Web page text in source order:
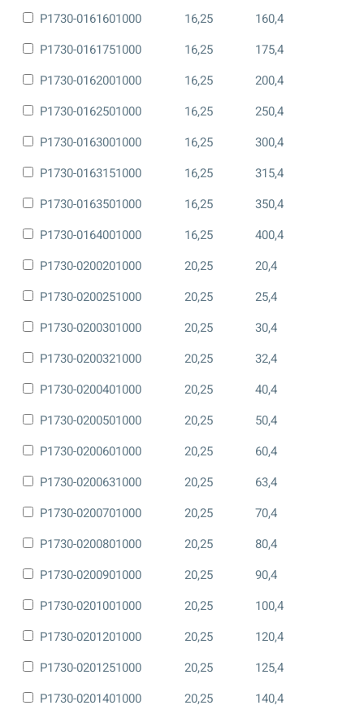
P1730-0161601000
16,25
160,4
P1730-0161751000
16,25
175,4
P1730-0162001000
16,25
200,4
P1730-0162501000
16,25
250,4
P1730-0163001000
16,25
300,4
P1730-0163151000
16,25
315,4
P1730-0163501000
16,25
350,4
P1730-0164001000
16,25
400,4
P1730-0200201000
20,25
20,4
P1730-0200251000
20,25
25,4
P1730-0200301000
20,25
30,4
P1730-0200321000
20,25
32,4
P1730-0200401000
20,25
40,4
P1730-0200501000
20,25
50,4
P1730-0200601000
20,25
60,4
P1730-0200631000
20,25
63,4
P1730-0200701000
20,25
70,4
P1730-0200801000
20,25
80,4
P1730-0200901000
20,25
90,4
P1730-0201001000
20,25
100,4
P1730-0201201000
20,25
120,4
P1730-0201251000
20,25
125,4
P1730-0201401000
20,25
140,4